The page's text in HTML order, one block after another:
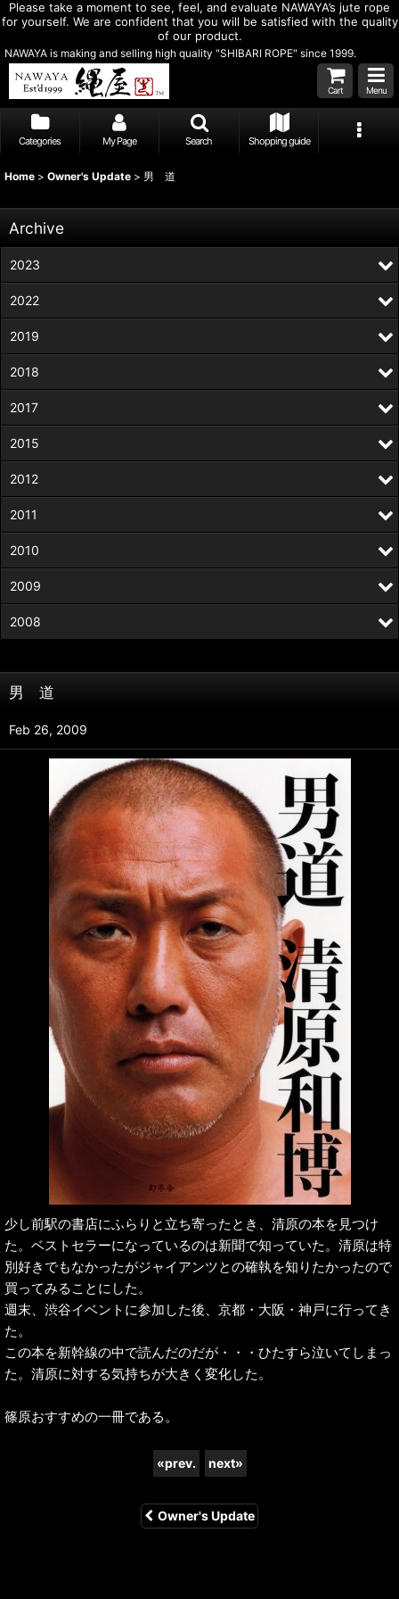
Please take a moment to see, feel, and evaluate NAWAYA’s jute rope
for yourself. We are confident that you will be satisfied with the quality
of our product.
NAWAYA is making and selling high quality "SHIBARI ROPE" since 1999.
Cart Menu
Categories My Page Search Shopping guide
Home > Owner's Update > 男 道
男 道
Feb 26, 2009
少し前駅の書店にふらりと立ち寄ったとき、清原の本を見つけ
た。ベストセラーになっているのは新聞で知っていた。清原は特
別好きでもなかったがジャイアンツとの確執を知りたかったので
買ってみることにした。
週末、渋谷イベントに参加した後、京都・大阪・神戸に行ってき
た。
この本を新幹線の中で読んだのだが・・・ひたすら泣いてしまっ
た。清原に対する気持ちが大きく変化した。
篠原おすすめの一冊である。
«prev. next»
Owner's Update
Archive
2023
2022
2019
2018
2017
2015
2012
2011
2010
2009
2008